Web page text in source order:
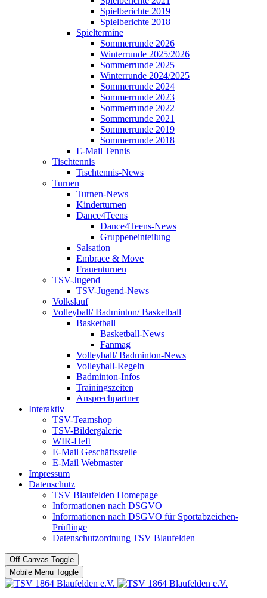
Spielberichte 2019
Spielberichte 2018
Spieltermine
Sommerrunde 2026
Winterrunde 2025/2026
Sommerrunde 2025
Winterrunde 2024/2025
Sommerrunde 2024
Sommerrunde 2023
Sommerrunde 2022
Sommerrunde 2021
Sommerrunde 2019
Sommerrunde 2018
E-Mail Tennis
Tischtennis
Tischtennis-News
Turnen
Turnen-News
Kinderturnen
Dance4Teens
Dance4Teens-News
Gruppeneinteilung
Salsation
Embrace & Move
Frauenturnen
TSV-Jugend
TSV-Jugend-News
Volkslauf
Volleyball/ Badminton/ Basketball
Basketball
Basketball-News
Fanmag
Volleyball/ Badminton-News
Volleyball-Regeln
Badminton-Infos
Trainingszeiten
Ansprechpartner
Interaktiv
TSV-Teamshop
TSV-Bildergalerie
WIR-Heft
E-Mail Geschäftsstelle
E-Mail Webmaster
Impressum
Datenschutz
TSV Blaufelden Homepage
Informationen nach DSGVO
Informationen nach DSGVO für Sportabzeichen-
Prüflinge
Datenschutzordnung TSV Blaufelden
Off-Canvas Toggle
Mobile Menu Toggle